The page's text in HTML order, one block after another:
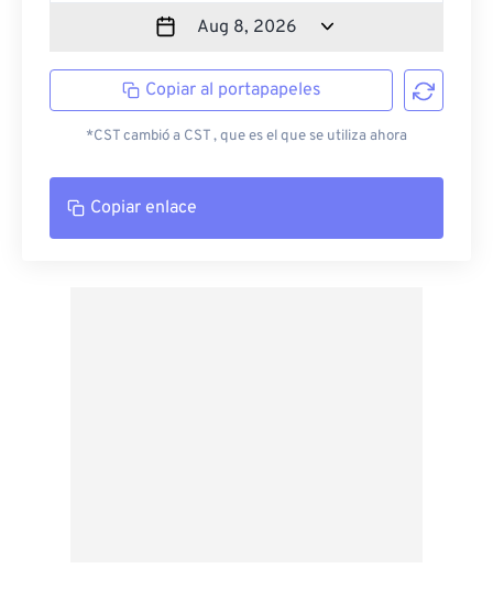
Copiar al portapapeles
*CST cambió a CST , que es el que se utiliza ahora
Copiar enlace